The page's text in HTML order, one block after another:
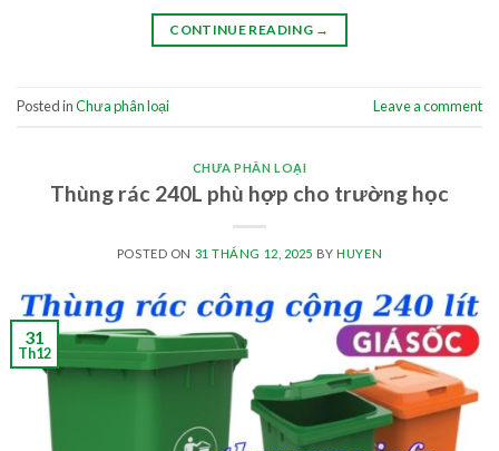
CONTINUE READING →
Posted inChưa phân loại Leave a comment
CHƯA PHÂN LOẠI
Thùng rác 240L phù hợp cho trường học
POSTED ON 31 THÁNG 12, 2025 BYHUYEN
31
Th12